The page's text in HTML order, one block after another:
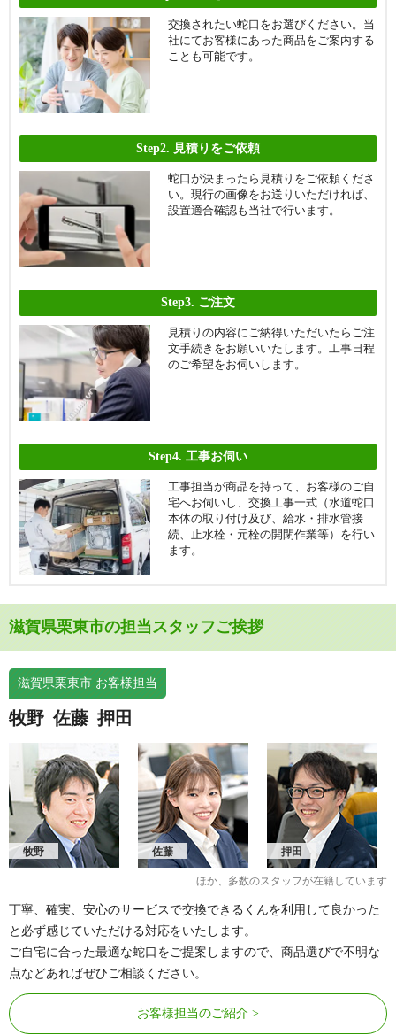
交換されたい蛇口をお選びください。当
社にてお客様にあった商品をご案内する
ことも可能です。
Step2. 見積りをご依頼
蛇口が決まったら見積りをご依頼くださ
い。現行の画像をお送りいただければ、
設置適合確認も当社で行います。
Step3. ご注文
見積りの内容にご納得いただいたらご注
文手続きをお願いいたします。工事日程
のご希望をお伺いします。
Step4. 工事お伺い
工事担当が商品を持って、お客様のご自
宅へお伺いし、交換工事一式（水道蛇口
本体の取り付け及び、給水・排水管接
続、止水栓・元栓の開閉作業等）を行い
ます。
滋賀県栗東市の担当スタッフご挨拶
滋賀県栗東市 お客様担当
牧野 佐藤 押田
牧野 佐藤 押田
ほか、多数のスタッフが在籍しています
丁寧、確実、安心のサービスで交換できるくんを利用して良かった
と必ず感じていただける対応をいたします。
ご自宅に合った最適な蛇口をご提案しますので、商品選びで不明な
点などあればぜひご相談ください。
お客様担当のご紹介